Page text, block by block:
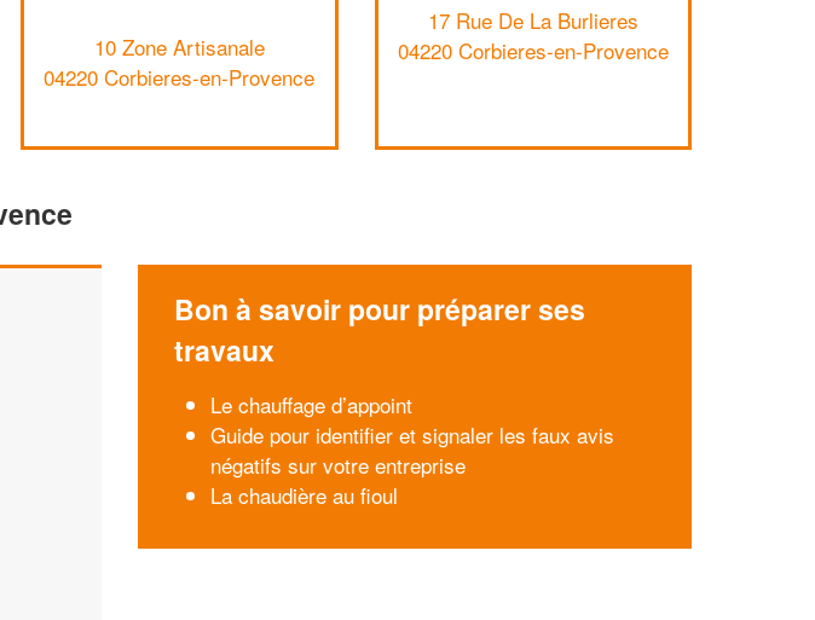
10 Zone Artisanale
04220 Corbieres-en-Provence
17 Rue De La Burlieres
04220 Corbieres-en-Provence
Bon à savoir pour préparer ses
travaux
Le chauffage d’appoint
Guide pour identifier et signaler les faux avis
négatifs sur votre entreprise
La chaudière au fioul
Vous êtes un
Augmentez votrechiffre d'affaires
En savoir plus